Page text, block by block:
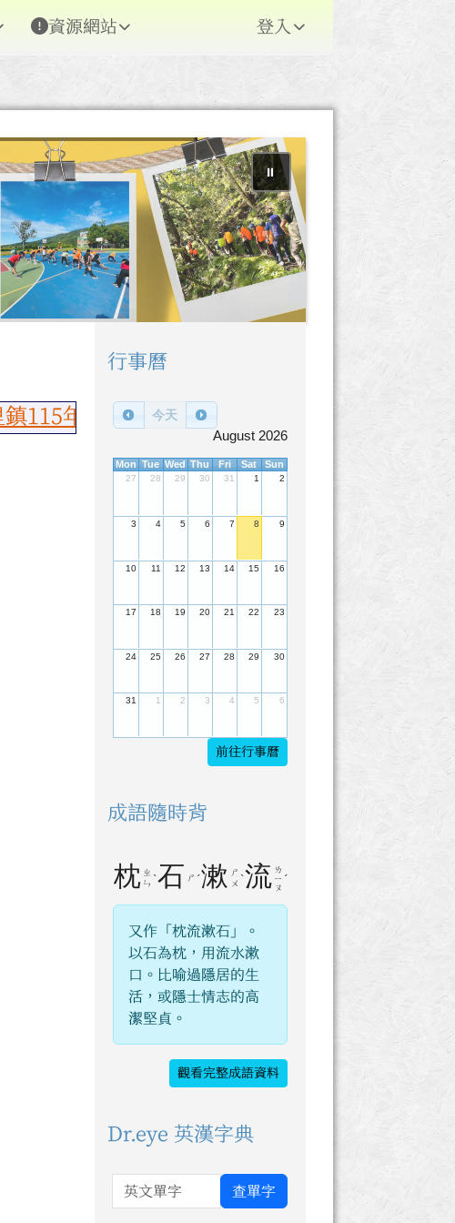
資源網站 登入
⏸
年語文競賽榮獲佳績，國語朗讀國小乙組
右邊區域內容
行事曆
今天
August 2026
Mon Tue Wed Thu Fri Sat Sun
27 28 29 30 31 1 2
3 4 5 6 7 8 9
10 11 12 13 14 15 16
17 18 19 20 21 22 23
24 25 26 27 28 29 30
31 1 2 3 4 5 6
前往行事曆
成語隨時背
枕 ㄓ
ㄣ ˋ石 ㄕ ˊ漱 ㄕ
ㄨ ˋ流 ㄌ
ㄧ
ㄡ
ˊ
又作「枕流漱石」。
以石為枕，用流水漱
口。比喻過隱居的生
活，或隱士情志的高
潔堅貞。
觀看完整成語資料
Dr.eye 英漢字典
英文單字 查單字